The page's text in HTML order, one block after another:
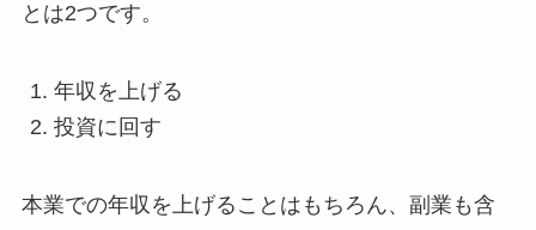
とは2つです。
年収を上げる
投資に回す
本業での年収を上げることはもちろん、副業も含